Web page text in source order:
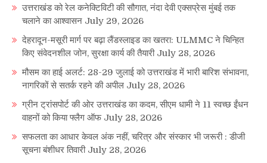
उत्तराखंड को रेल कनेक्टिविटी की सौगात, नंदा देवी एक्सप्रेस मुंबई तक
चलाने का आश्वासन July 29, 2026
देहरादून-मसूरी मार्ग पर बढ़ा लैंडस्लाइड का खतरा: ULMMC ने चिन्हित
किए संवेदनशील जोन, सुरक्षा कार्य की तैयारी July 28, 2026
मौसम का हाई अलर्ट: 28-29 जुलाई को उत्तराखंड में भारी बारिश संभावना,
नागरिकों से सतर्क रहने की अपील July 28, 2026
ग्रीन ट्रांसपोर्ट की ओर उत्तराखंड का कदम, सीएम धामी ने 11 स्वच्छ ईंधन
वाहनों को किया फ्लैग ऑफ July 28, 2026
सफलता का आधार केवल अंक नहीं, चरित्र और संस्कार भी जरूरी : डीजी
सूचना बंशीधर तिवारी July 28, 2026